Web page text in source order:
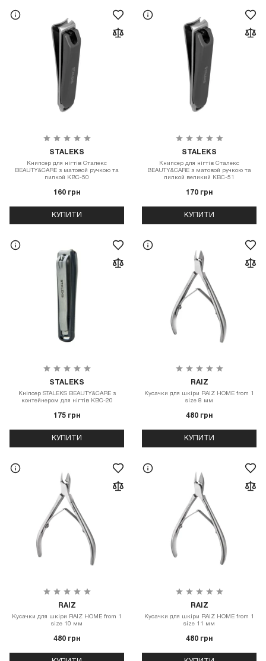
STALEKS
Книпсер для нігтів Сталекс
BEAUTY&CARE з матовой ручкою та
пилкой KBC-50
160 грн
КУПИТИ
STALEKS
Книпсер для нігтів Сталекс
BEAUTY&CARE з матовой ручкою та
пилкой великий KBC-51
170 грн
КУПИТИ
STALEKS
Кніпсер STALEKS BEAUTY&CARE з
контейнером для нігтів KBC-20
175 грн
КУПИТИ
RAIZ
Кусачки для шкіри RAIZ HOME from 1
size 8 мм
480 грн
КУПИТИ
RAIZ
Кусачки для шкіри RAIZ HOME from 1
size 10 мм
480 грн
RAIZ
Кусачки для шкіри RAIZ HOME from 1
size 11 мм
480 грн